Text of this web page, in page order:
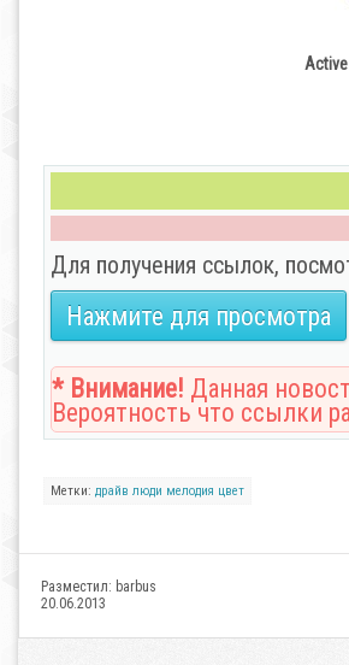
Для получения ссылок,
Нажмите для просмотра
* Внимание! Данная
Вероятность что ссылки
Метки: драйв люди мелодия цвет
Разместил: barbus
20.06.2013